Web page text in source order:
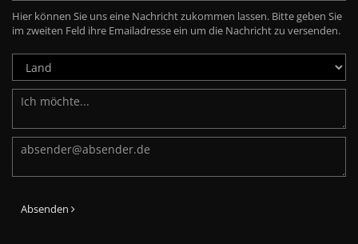
Hier können Sie uns eine Nachricht zukommen lassen. Bitte geben Sie
im zweiten Feld ihre Emailadresse ein um die Nachricht zu versenden.
Absenden